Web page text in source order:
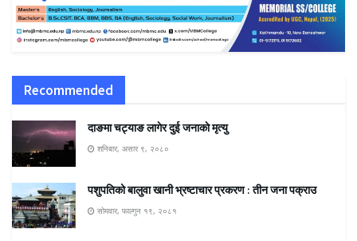
Recommended
दाङमा चट्याङ लागेर दुई जनाकाे मृत्यु
शनिबार, असार ९, २०८०
पशुपतिको बालुवा खानी भ्रष्टाचार प्रकरण : तीन जना पक्राउ
सोमवार, फाल्गुन १९, २०८१